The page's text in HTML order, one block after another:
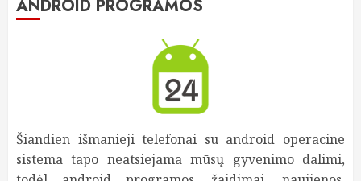
ANDROID PROGRAMOS
Šiandien išmanieji telefonai su android operacine
sistema tapo neatsiejama mūsų gyvenimo dalimi,